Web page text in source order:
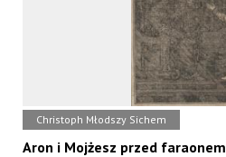
Christoph Młodszy Sichem
Aron i Mojżesz przed faraonem